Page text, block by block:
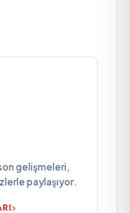
gelişmeleri,
paylaşıyor.